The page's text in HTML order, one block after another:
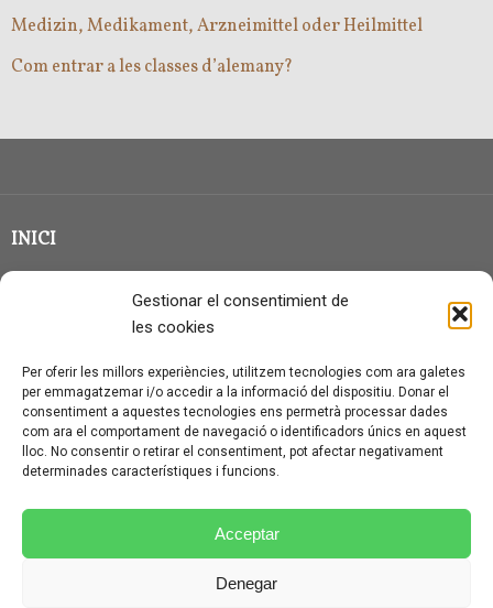
Gestionar el consentimient de
les cookies
Per oferir les millors experiències, utilitzem tecnologies com ara galetes
per emmagatzemar i/o accedir a la informació del dispositiu. Donar el
consentiment a aquestes tecnologies ens permetrà processar dades
com ara el comportament de navegació o identificadors únics en aquest
lloc. No consentir o retirar el consentiment, pot afectar negativament
determinades característiques i funcions.
Acceptar
Denegar
Medizin, Medikament, Arzneimittel oder Heilmittel
Com entrar a les classes d’alemany?
INICI
QUI SOC?
CONTACTE
AVÍS LEGAL I PROTECCIÓ DE DADES
POLÍTICA DE COOKIES (UE)
CONDICIONS PARTICULARS D’ÚS I CONTRACTACIÓ
POLÍTICA DE PRIVACITAT